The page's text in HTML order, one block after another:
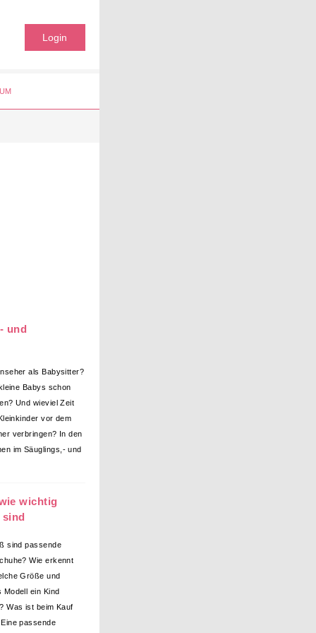
Login
und
als Babysitter?
Babys schon
Und wieviel Zeit
vor dem
verbringen? In den
im Säuglings,- und
wichtig
sind passende
Wie erkennt
Größe und
Modell ein Kind
Was ist beim Kauf
passende